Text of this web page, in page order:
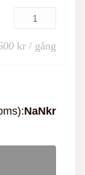
kr / gång
NaN kr